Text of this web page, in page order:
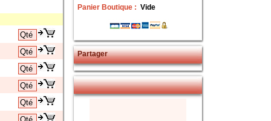
Panier Boutique : Vide
Partager